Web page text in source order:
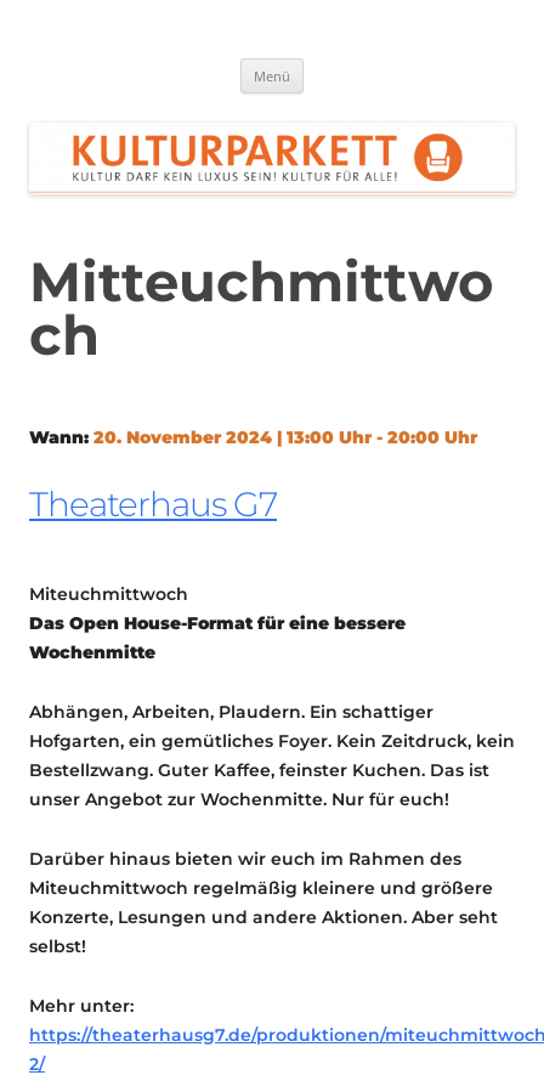
Menü
Mitteuchmittwo
ch
Wann: 20. November 2024 | 13:00 Uhr - 20:00 Uhr
Theaterhaus G7
Miteuchmittwoch
Das Open House-Format für eine bessere
Wochenmitte
Abhängen, Arbeiten, Plaudern. Ein schattiger
Hofgarten, ein gemütliches Foyer. Kein Zeitdruck, kein
Bestellzwang. Guter Kaffee, feinster Kuchen. Das ist
unser Angebot zur Wochenmitte. Nur für euch!
Darüber hinaus bieten wir euch im Rahmen des
Miteuchmittwoch regelmäßig kleinere und größere
Konzerte, Lesungen und andere Aktionen. Aber seht
selbst!
Mehr unter:
https://theaterhausg7.de/produktionen/
2/